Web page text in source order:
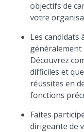
objectifs de
votre
Les candidats
généralement
Découvrez
difficiles et
réussites en
fonctions
Faites
dirigeante de